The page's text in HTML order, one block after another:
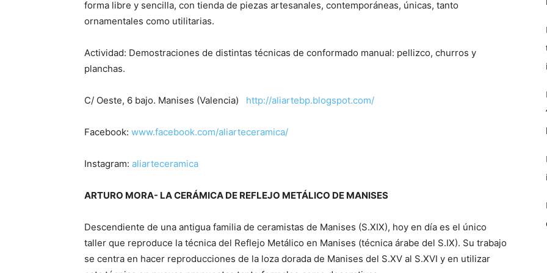
forma libre y sencilla, con tienda de piezas artesanales, contemporáneas, únicas, tanto
ornamentales como utilitarias.
Actividad: Demostraciones de distintas técnicas de conformado manual: pellizco, churros y
planchas.
C/ Oeste, 6 bajo. Manises (Valencia) http://aliartebp.blogspot.com/
Facebook: www.facebook.com/aliarteceramica/
Instagram: aliarteceramica
ARTURO MORA- LA CERÁMICA DE REFLEJO METÁLICO DE MANISES
Descendiente de una antigua familia de ceramistas de Manises (S.XIX), hoy en día es el único
taller que reproduce la técnica del Reflejo Metálico en Manises (técnica árabe del S.IX). Su trabajo
se centra en hacer reproducciones de la loza dorada de Manises del S.XV al S.XVI y en utilizar